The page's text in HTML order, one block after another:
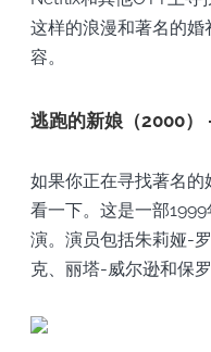
这样的浪漫和著名的
容。
逃跑的新娘（2000）
如果你正在寻找著名的
看一下。这是一部
演。演员包括朱莉娅-
克、丽塔-威尔逊和保罗